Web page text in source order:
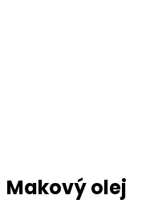
Makový olej